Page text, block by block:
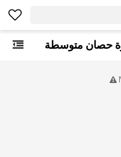
حصان متوسطة